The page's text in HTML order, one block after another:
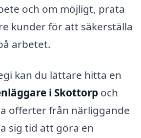
och om möjligt, prata
kunder för att säkerställa
arbetet.
kan du lättare hitta en
i Skottorp och
offerter från närliggande
sig tid att göra en